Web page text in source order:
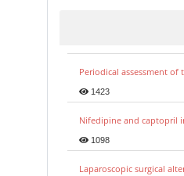
Periodical assessment
1423
Nifedipine and captopril
1098
Laparoscopic surgical